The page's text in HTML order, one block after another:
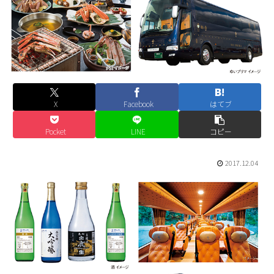
X Facebook はてブ
Pocket LINE コピー
2017.12.04